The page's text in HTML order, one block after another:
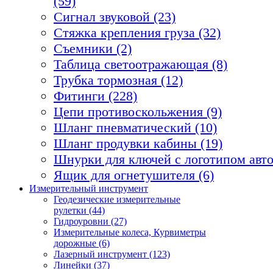
Сигнал звуковой (23)
Стяжка крепления груза (32)
Съемники (2)
Таблица светоотражающая (8)
Трубка тормозная (12)
Фитинги (228)
Цепи противоскольжения (9)
Шланг пневматический (10)
Шланг продувки кабины (19)
Шнурки для ключей с логотипом
Ящик для огнетушителя (6)
Измерительный инструмент
Геодезические измерительные
рулетки (44)
Гидроуровни (27)
Измерительные колеса, Курвиметры
дорожные (6)
Лазерный инструмент (123)
Линейки (37)